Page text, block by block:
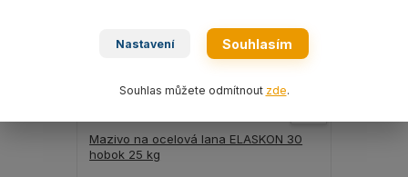
Mazivo na ocelová lana ELASKON 30
hobok 25 kg
Nastavení Souhlasím
Souhlas můžete odmítnout zde.